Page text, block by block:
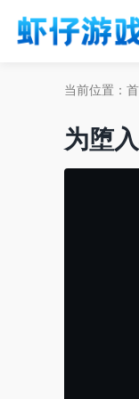
当前位置：
为堕